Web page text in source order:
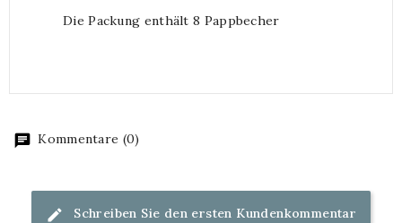
Die Packung enthält 8 Pappbecher
Kommentare (0)
Schreiben Sie den ersten Kundenkommentar